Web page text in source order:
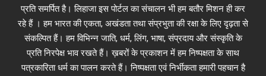
प्रति समर्पित है। लिहाजा इस पोर्टल का संचालन भी हम बतौर मिशन ही कर
रहे हैं । हम भारत की एकता, अखंडता तथा संप्रभुता की रक्षा के लिए दृढ़ता से
संकल्पित हैं। हम विभिन्न जाति, धर्म, लिंग, भाषा, संप्रदाय और संस्कृति के
प्रति निरपेक्ष भाव रखते हैं। ख़बरों के प्रकाशन में हम निष्पक्षता के साथ
पत्रकारिता धर्म का पालन करते हैं। निष्पक्षता एवं निर्भीकता हमारी पहचान है